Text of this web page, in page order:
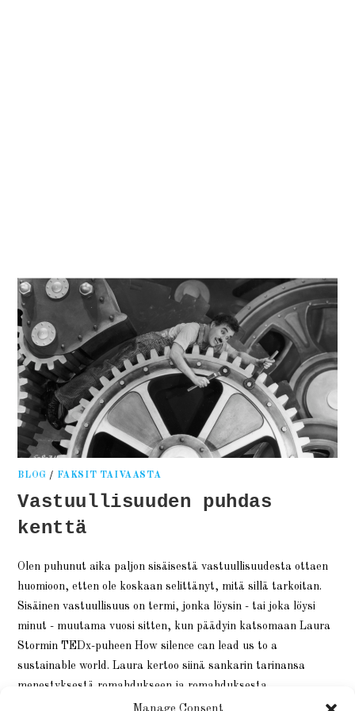
BLOG / FAKSIT TAIVAASTA
Vastuullisuuden puhdas
kenttä
Olen puhunut aika paljon sisäisestä vastuullisuudesta ottaen
huomioon, etten ole koskaan selittänyt, mitä sillä tarkoitan.
Sisäinen vastuullisuus on termi, jonka löysin - tai joka löysi
minut - muutama vuosi sitten, kun päädyin katsomaan Laura
Stormin TEDx-puheen How silence can lead us to a
sustainable world. Laura kertoo siinä sankarin tarinansa
menestyksestä romahdukseen ja romahduksesta…